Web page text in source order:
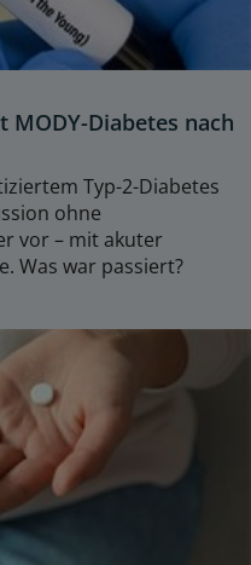
MODY-Diabetes nach
Typ-2-Diabetes
ohne
vor – mit akuter
Was war passiert?